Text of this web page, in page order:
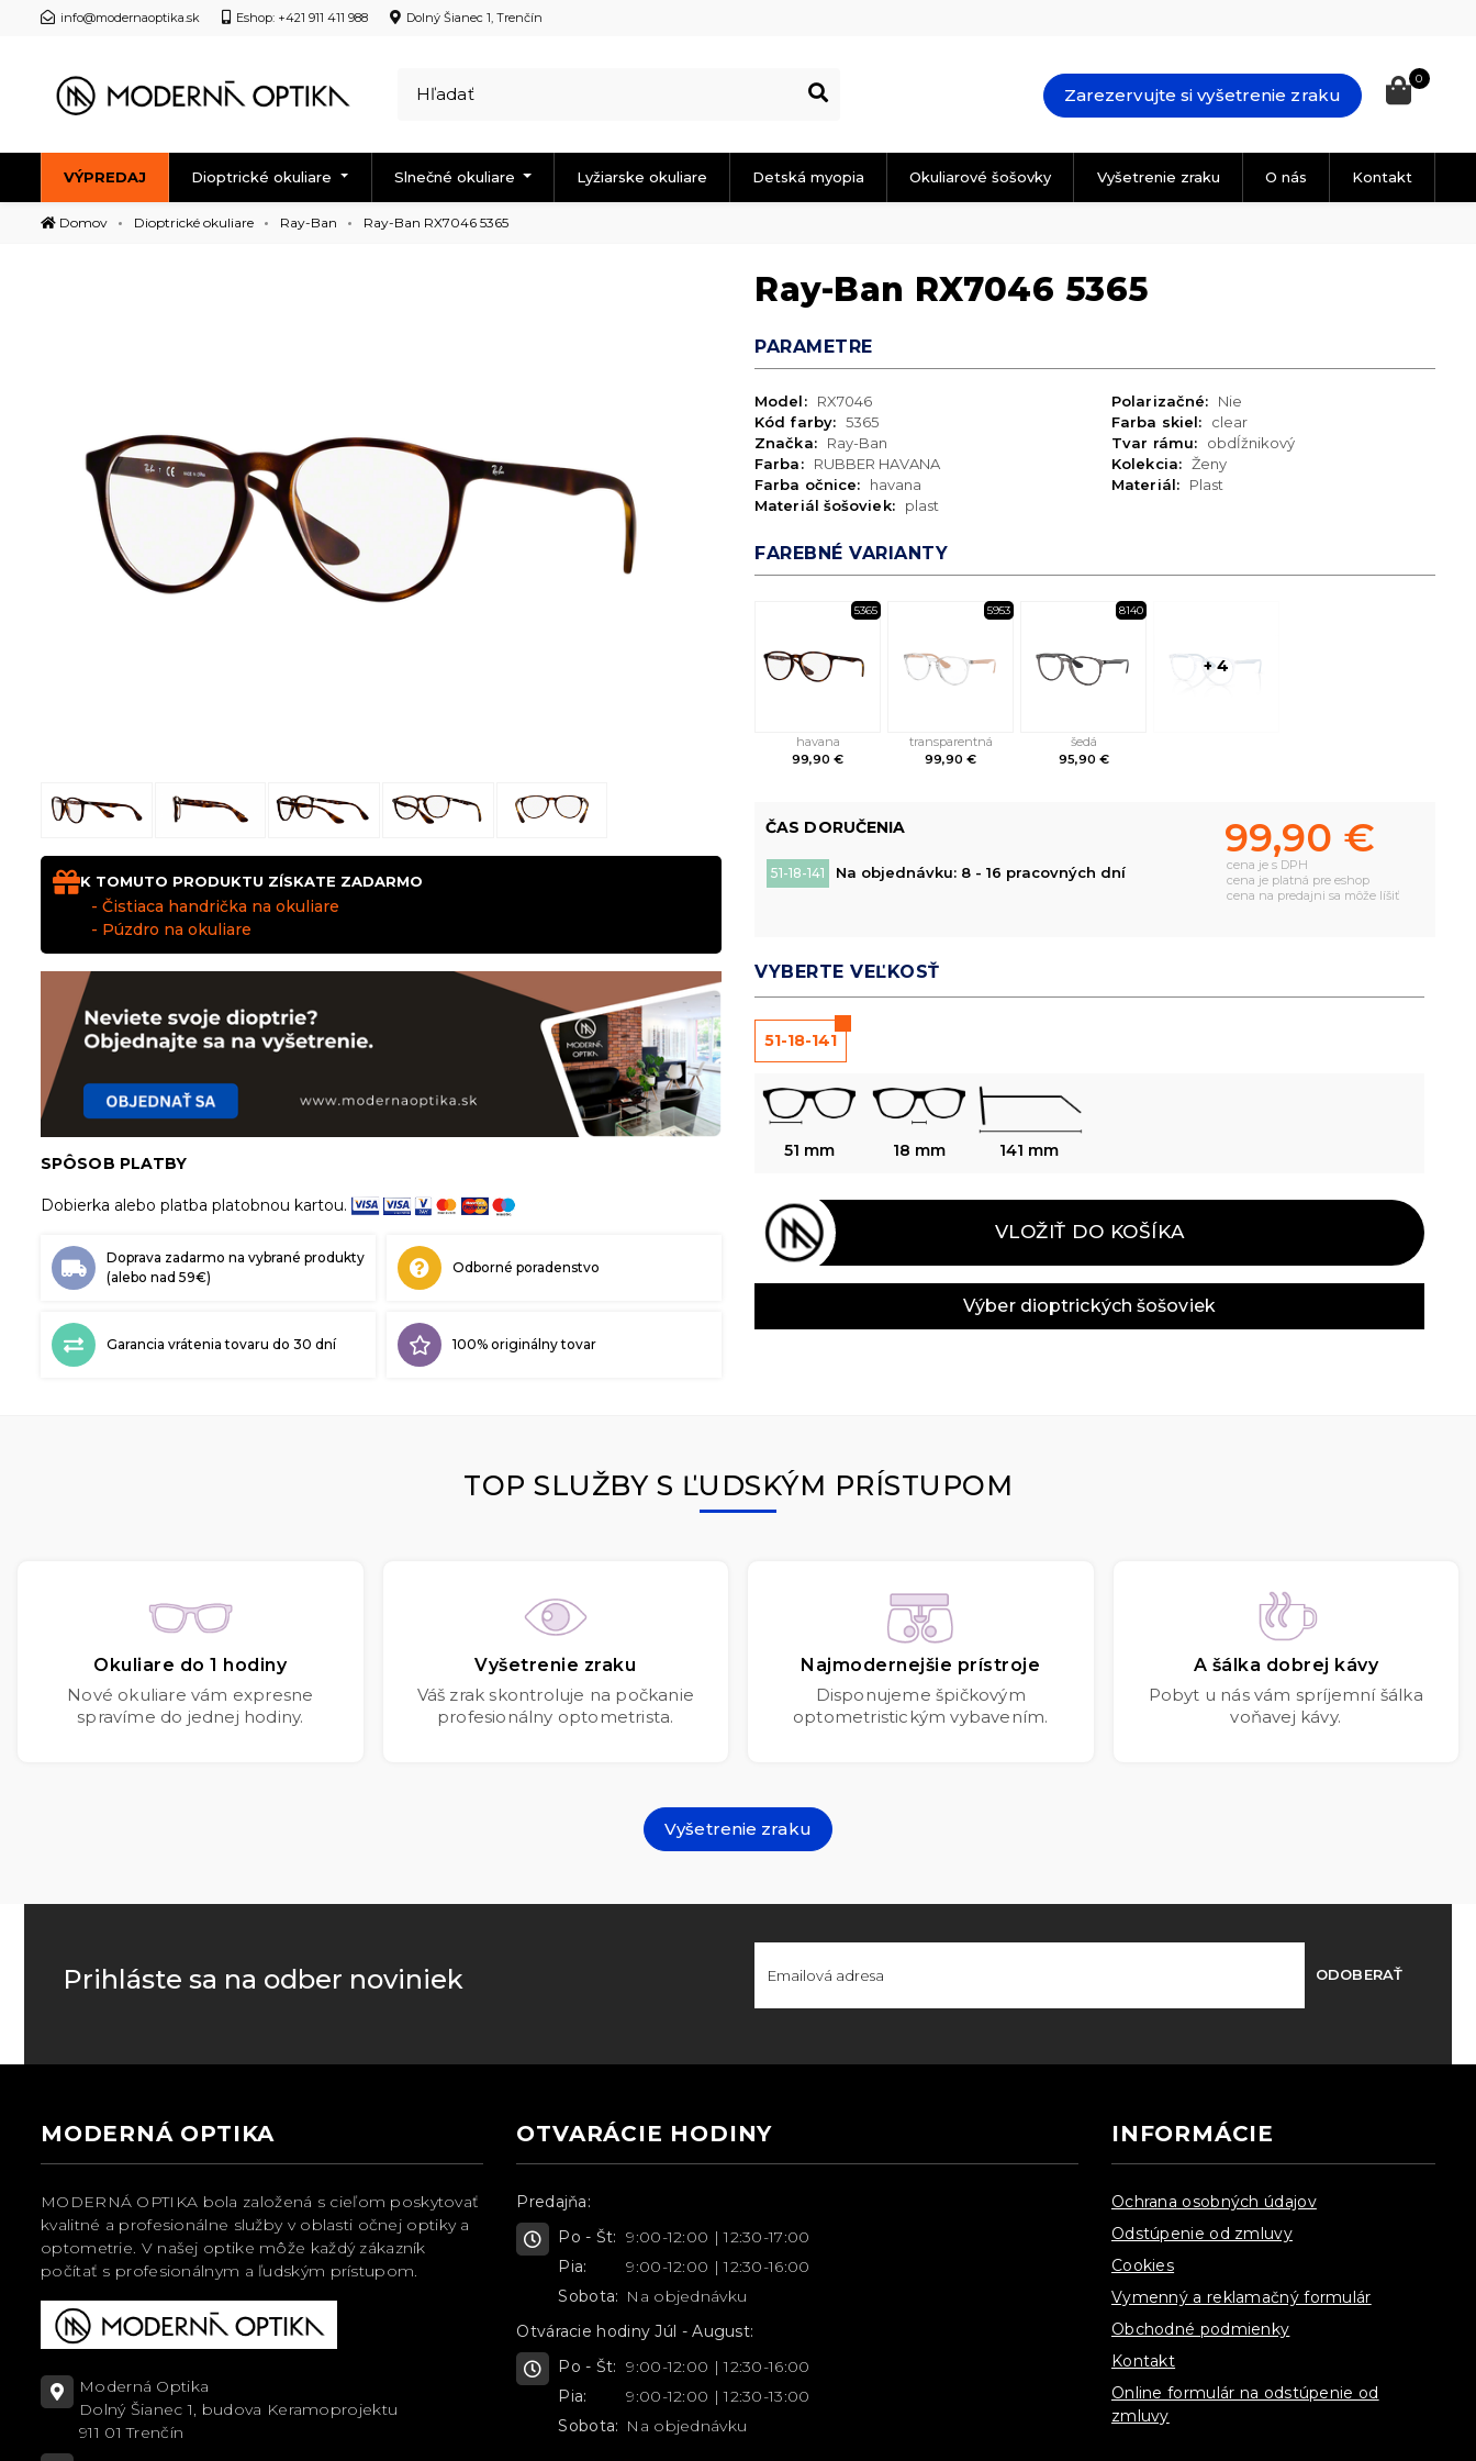
info@modernaoptika.sk Eshop: +421 911 411 988 Dolný Šianec 1, Trenčín
Zarezervujte si vyšetrenie zraku
0
VÝPREDAJ Dioptrické okuliare Slnečné okuliare Lyžiarske okuliare Detská myopia Okuliarové šošovky Vyšetrenie zraku O nás Kontakt
Domov Dioptrické okuliare Ray-Ban Ray-Ban RX7046 5365
K TOMUTO PRODUKTU ZÍSKATE ZADARMO
- Čistiaca handrička na okuliare
- Púzdro na okuliare
SPÔSOB PLATBY
Dobierka alebo platba platobnou kartou.
Doprava zadarmo na vybrané produkty
(alebo nad 59€)
Odborné poradenstvo
Garancia vrátenia tovaru do 30 dní 100% originálny tovar
Ray-Ban RX7046 5365
PARAMETRE
Model:
RX7046
Kód farby: 5365
Značka:
Ray-Ban
Farba:
RUBBER HAVANA
Farba očnice:
havana
Materiál šošoviek:
plast
Polarizačné:
Nie
Farba skiel:
clear
Tvar rámu:
obdĺžnikový
Kolekcia: Ženy
Materiál:
Plast
FAREBNÉ VARIANTY
5365
havana
99,90 €
5953
transparentná
99,90 €
8140
šedá
95,90 €
+ 4
ČAS DORUČENIA
51-18-141 Na objednávku: 8 - 16 pracovných dní
99,90 €
cena je s DPH
cena je platná pre eshop
cena na predajni sa môže líšiť
VYBERTE VEĽKOSŤ
51-18-141
51 mm 18 mm 141 mm
VLOŽIŤ DO KOŠÍKA
Výber dioptrických šošoviek
TOP SLUŽBY S ĽUDSKÝM PRÍSTUPOM
Okuliare do 1 hodiny
Nové okuliare vám expresne
spravíme do jednej hodiny.
Vyšetrenie zraku
Váš zrak skontroluje na počkanie
profesionálny optometrista.
Najmodernejšie prístroje
Disponujeme špičkovým
optometristickým vybavením.
A šálka dobrej kávy
Pobyt u nás vám spríjemní šálka
voňavej kávy.
Vyšetrenie zraku
Prihláste sa na odber noviniek ODOBERAŤ
MODERNÁ OPTIKA
MODERNÁ OPTIKA bola založená s cieľom poskytovať
kvalitné a profesionálne služby v oblasti očnej optiky a
optometrie. V našej optike môže každý zákazník
počítať s profesionálnym a ľudským prístupom.
Moderná Optika
Dolný Šianec 1, budova Keramoprojektu
911 01 Trenčín
OTVARÁCIE HODINY
Predajňa:
Po - Št: 9:00-12:00 | 12:30-17:00
Pia:
9:00-12:00 | 12:30-16:00
Sobota: Na objednávku
Otváracie hodiny Júl - August:
Po - Št: 9:00-12:00 | 12:30-16:00
Pia:
9:00-12:00 | 12:30-13:00
Sobota: Na objednávku
INFORMÁCIE
Ochrana osobných údajov
Odstúpenie od zmluvy
Cookies
Vymenný a reklamačný formulár
Obchodné podmienky
Kontakt
Online formulár na odstúpenie od
zmluvy